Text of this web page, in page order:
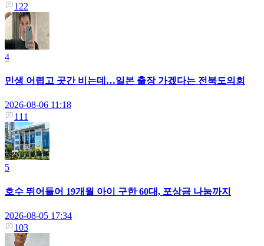
122
4
민생 어렵고 곳간 비는데…일본 출장 가겠다는 전북도의회
2026-08-06 11:18
111
5
호수 뛰어들어 19개월 아이 구한 60대, 포상금 나눔까지
2026-08-05 17:34
103